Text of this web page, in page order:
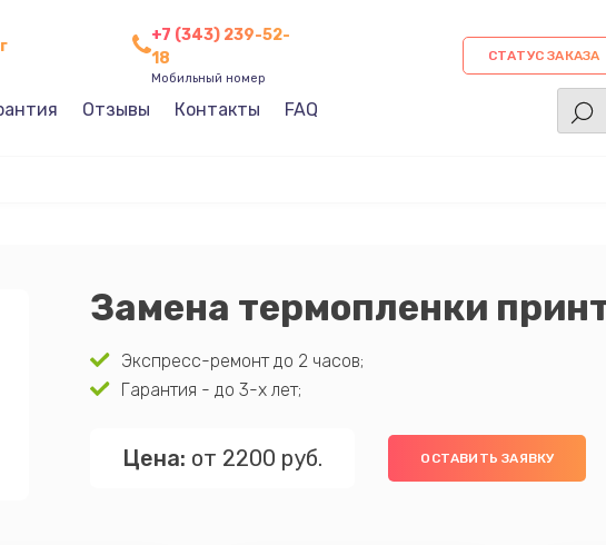
+7 (343) 239-52-
18
Мобильный номер
СТАТУС ЗАКАЗА
Отзывы Контакты FAQ
Замена термопленки
Экспресс-ремонт до 2 часов;
Гарантия - до 3-х лет;
Цена: от 2200 руб. ОСТАВИТЬ ЗАЯВКУ